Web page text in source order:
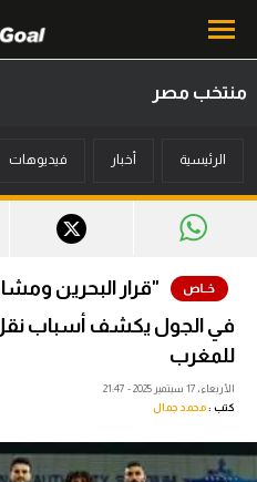
أخبار
ميركاتو
فانتازي في الجول
مسابقة التوقعات
فيديوهات
منتخب مصر
الرئيسية أخبار فيديوهات
"قرار البحرين
في الجول يكشف أسباب نقل
للمغرب
الأربعاء، 17 سبتمبر 2025 - 21:47
كتب :محمد جمال